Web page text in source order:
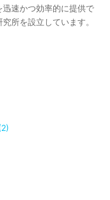
速かつ効率的に提供で
所を設立しています。